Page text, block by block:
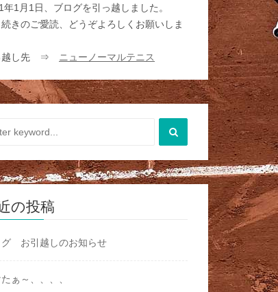
年1月1日、ブログを引っ越しました。
きのご愛読、どうぞよろしくお願いしま
越し先 ⇒
ニューノーマルテニス
の投稿
グ お引越しのお知らせ
ぁ～、、、、